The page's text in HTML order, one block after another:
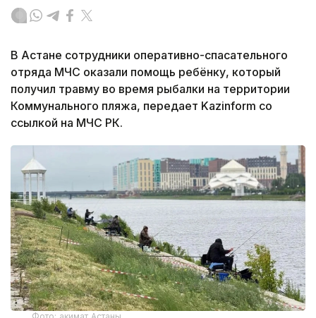
В Астане сотрудники оперативно-спасательного
отряда МЧС оказали помощь ребёнку, который
получил травму во время рыбалки на территории
Коммунального пляжа, передает Kazinform со
ссылкой на МЧС РК.